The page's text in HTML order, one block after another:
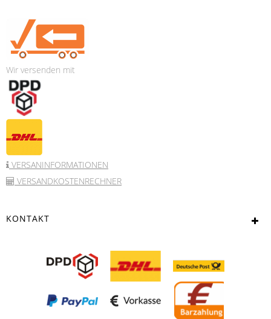
Wir versenden mit
VERSANINFORMATIONEN
VERSANDKOSTENRECHNER
KONTAKT